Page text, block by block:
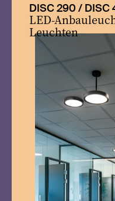
DISC 290 / DISC
LED-
Leuchten